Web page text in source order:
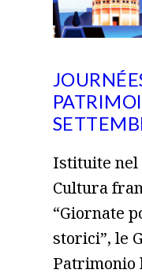
Istituite nel
Cultura
“Giornate
storici”, le
Patrimonio